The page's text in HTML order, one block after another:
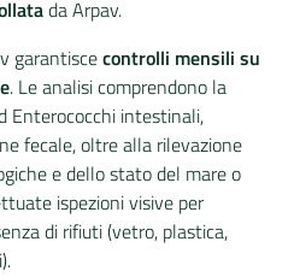
da Arpav.
garantiscecontrolli mensili su
. Le analisi comprendono la
Enterococchi intestinali,
fecale, oltre alla rilevazione
e dello stato del mare o
ispezioni visive per
di rifiuti (vetro, plastica,